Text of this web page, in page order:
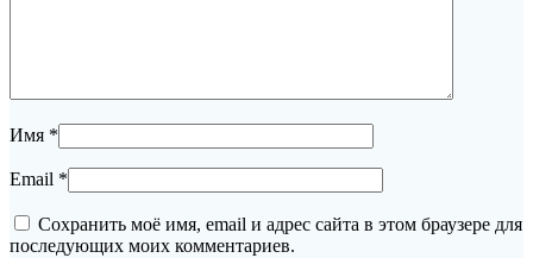
Имя *
Email *
Сохранить моё имя, email и адрес сайта в этом браузере для
последующих моих комментариев.